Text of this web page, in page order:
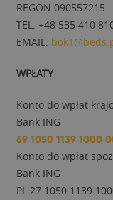
REGON 090557215
TEL: +48 535 410
EMAIL:
WPŁATY
Konto do wpłat
Bank ING
69 1050 1139 1000
Konto do wpłat
Bank ING
PL 27 1050 1139